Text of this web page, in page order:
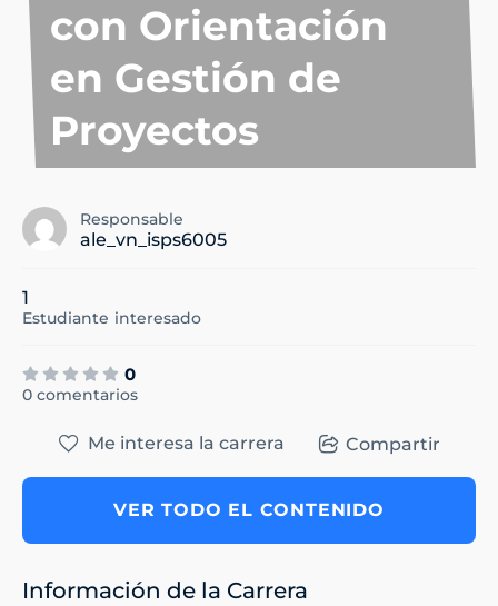
con Orientación
en Gestión de
Proyectos
Responsable
ale_vn_isps6005
1
Estudiante interesado
0
0 comentarios
Me interesa la carrera Compartir
VER TODO EL CONTENIDO
Información de la Carrera